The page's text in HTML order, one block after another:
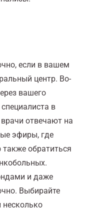
если в вашем
центр. Во-
вашего
в
отвечают на
эфиры, где
обратиться
и даже
Выбирайте